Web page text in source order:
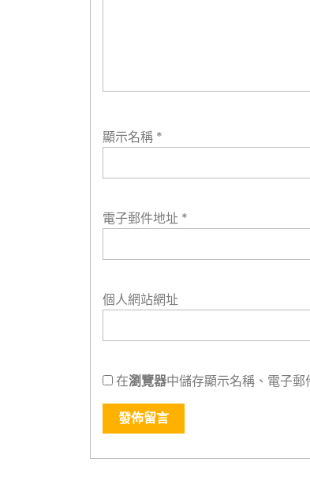
顯示名稱 *
電子郵件地址 *
個人網站網址
在瀏覽器中儲存顯示名稱、電子